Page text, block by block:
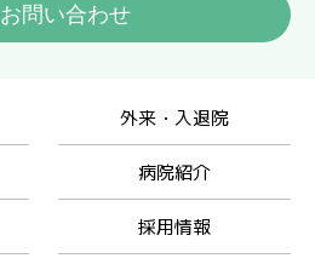
お問い合わせ
外来・入退院
病院紹介
採用情報